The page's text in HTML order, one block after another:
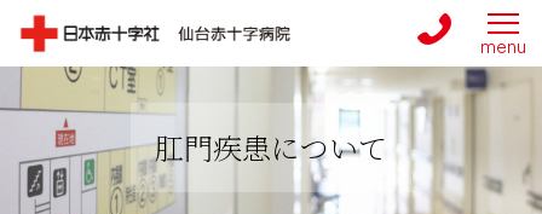
肛門疾患について